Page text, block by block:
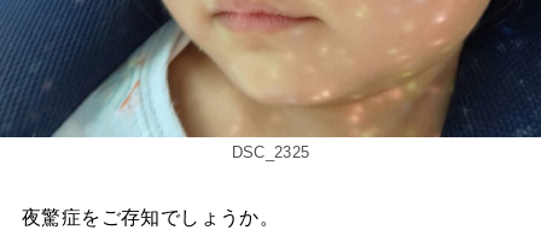
DSC_2325
夜驚症をご存知でしょうか。